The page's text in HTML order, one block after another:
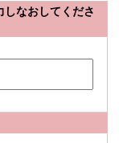
しなおしてくださ